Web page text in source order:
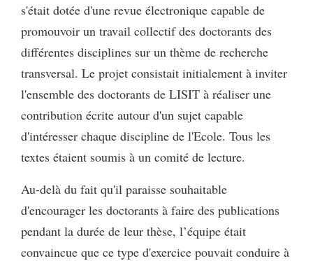
s'était dotée d'une revue électronique capable de
promouvoir un travail collectif des doctorants des
différentes disciplines sur un thème de recherche
transversal. Le projet consistait initialement à inviter
l'ensemble des doctorants de LISIT à réaliser une
contribution écrite autour d'un sujet capable
d'intéresser chaque discipline de l'Ecole. Tous les
textes étaient soumis à un comité de lecture.
Au-delà du fait qu'il paraisse souhaitable
d'encourager les doctorants à faire des publications
pendant la durée de leur thèse, l’équipe était
convaincue que ce type d'exercice pouvait conduire à